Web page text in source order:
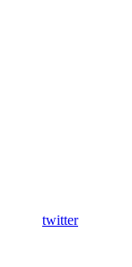
twitter